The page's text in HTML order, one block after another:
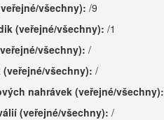
všechny): /9
(veřejné/všechny): /1
všechny): /
(veřejné/všechny): /
nahrávek (veřejné/všechny):
(veřejné/všechny): /